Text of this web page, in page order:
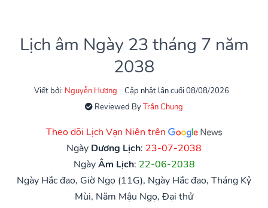
Lịch âm Ngày 23 tháng 7 năm
2038
Viết bởi: Nguyễn Hương
Cập nhật lần cuối 08/08/2026
Reviewed ByTrần Chung
Theo dõi Lịch Vạn Niên trên
Ngày Dương Lịch: 23-07-2038
NgàyÂm Lịch: 22-06-2038
Ngày Hắc đạo, Giờ Ngọ (11G), Ngày Hắc đạo, Tháng Kỷ
Mùi, Năm Mậu Ngọ, Đại thử